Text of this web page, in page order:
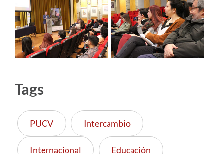
Tags
PUCV Intercambio
Internacional Educación